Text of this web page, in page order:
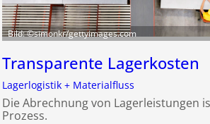
Bild: ©simonkr/gettyimages.com
Transparente Lagerkosten
Lagerlogistik + Materialfluss
Die Abrechnung von Lagerleistungen
Prozess.